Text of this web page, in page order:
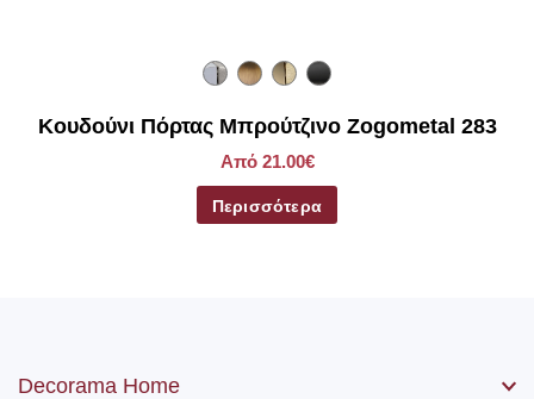
Κουδούνι Πόρτας Μπρούτζινο Zogometal 283
Από 21.00€
Περισσότερα
Decorama Home